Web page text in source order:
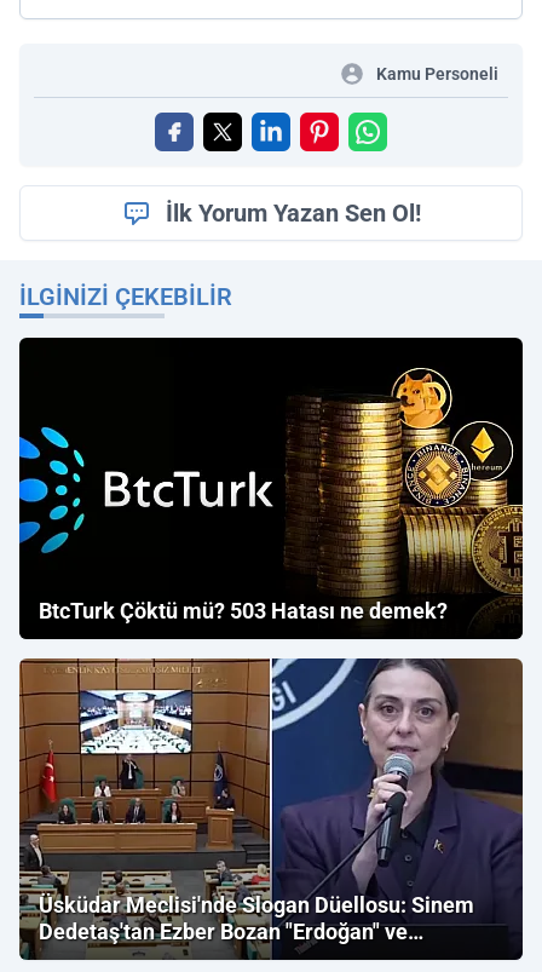
Kamu Personeli
İlk Yorum Yazan Sen Ol!
İLGINIZI ÇEKEBILIR
BtcTurk Çöktü mü? 503 Hatası ne demek?
Üsküdar Meclisi'nde Slogan Düellosu: Sinem
Dedetaş'tan Ezber Bozan "Erdoğan" ve
"İmamoğlu" Çıkışı!